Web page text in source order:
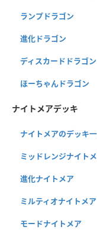
ランプドラゴン
進化ドラゴン
ディスカードドラゴン
ほーちゃんドラゴン
ナイトメアデッキ
ナイトメアのデッキ
ミッドレンジナイト
進化ナイトメア
ミルティオナイトメア
モードナイトメア